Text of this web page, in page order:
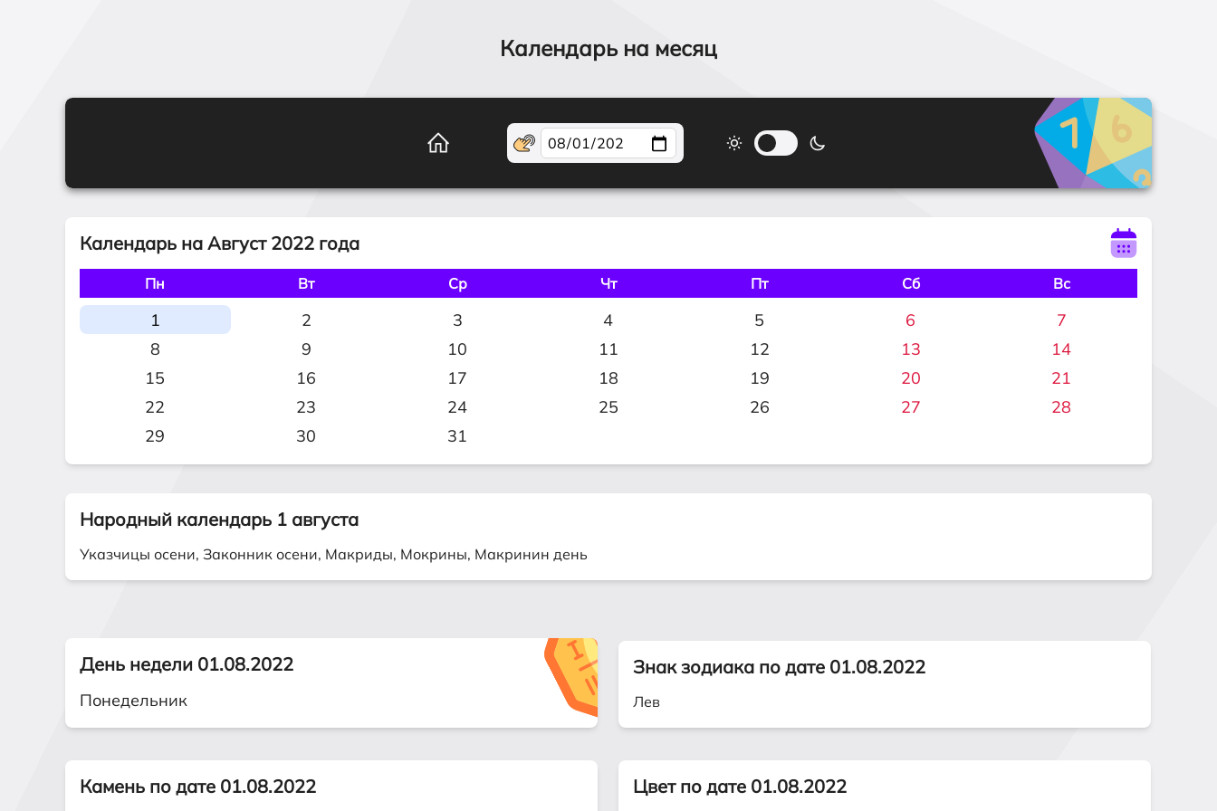
Календарь на месяц
Календарь на Август 2022 года
Пн Вт Ср Чт Пт Сб Вс
1 2 3 4 5 6
7
8
9 10 11 12 13
14
15
16 17 18 19 20
21
22
23 24 25 26 27
28
29
30 31
Народный календарь 1 августа
Указчицы осени, Законник осени, Макриды, Мокрины, Макринин день
День недели 01.08.2022
Понедельник
Знак зодиака по дате 01.08.2022
Лев
Камень по дате 01.08.2022 Цвет по дате 01.08.2022